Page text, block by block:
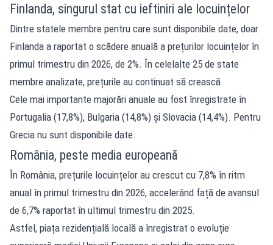
Finlanda, singurul stat cu ieftiniri ale locuințelor
Dintre statele membre pentru care sunt disponibile date, doar
Finlanda a raportat o scădere anuală a prețurilor locuințelor în
primul trimestru din 2026, de 2%. În celelalte 25 de state
membre analizate, prețurile au continuat să crească.
Cele mai importante majorări anuale au fost înregistrate în
Portugalia (17,8%), Bulgaria (14,8%) și Slovacia (14,4%). Pentru
Grecia nu sunt disponibile date.
România, peste media europeană
În România, prețurile locuințelor au crescut cu 7,8% în ritm
anual în primul trimestru din 2026, accelerând față de avansul
de 6,7% raportat în ultimul trimestru din 2025.
Astfel, piața rezidențială locală a înregistrat o evoluție